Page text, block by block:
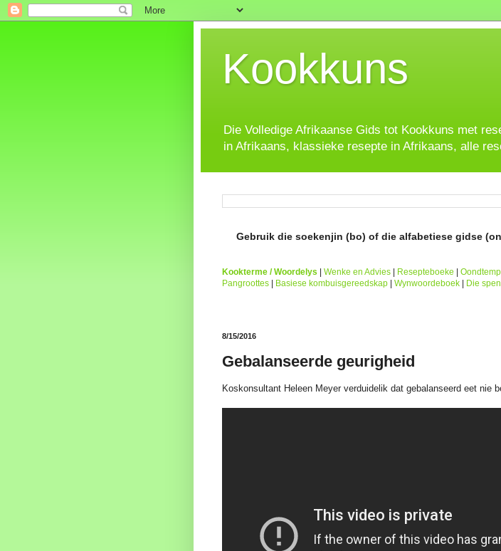
Kookkuns
Die Volledige Afrikaanse Gids tot Kookkuns met
in Afrikaans, klassieke resepte in Afrikaans, alle
Gebruik die soekenjin (bo) of die alfabetiese gidse
Kookterme / Woordelys Wenke en Advies Resepteboeke
Pangroottes
Basiese kombuisgereedskap Wynwoordeboek Die
8/15/2016
Gebalanseerde geurigheid
Koskonsultant Heleen Meyer verduidelik dat gebalanseerd eet nie